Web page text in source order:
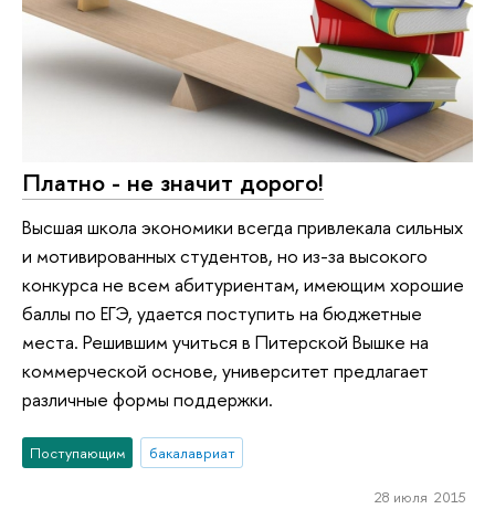
Платно - не значит дорого!
Высшая школа экономики всегда привлекала сильных
и мотивированных студентов, но из-за высокого
конкурса не всем абитуриентам, имеющим хорошие
баллы по ЕГЭ, удается поступить на бюджетные
места. Решившим учиться в Питерской Вышке на
коммерческой основе, университет предлагает
различные формы поддержки.
Поступающим бакалавриат
28 июля 2015